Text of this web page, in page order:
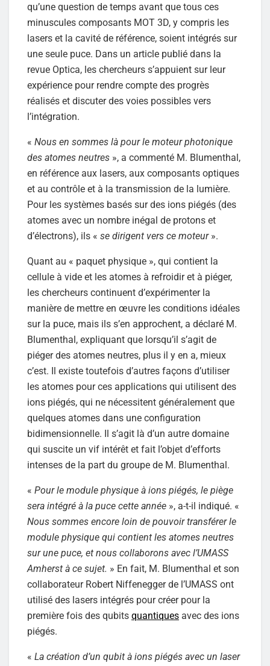
qu’une question de temps avant que tous ces
minuscules composants MOT 3D, y compris les
lasers et la cavité de référence, soient intégrés sur
une seule puce. Dans un article publié dans la
revue Optica, les chercheurs s’appuient sur leur
expérience pour rendre compte des progrès
réalisés et discuter des voies possibles vers
l’intégration.
« Nous en sommes là pour le moteur photonique
des atomes neutres », a commenté M. Blumenthal,
en référence aux lasers, aux composants optiques
et au contrôle et à la transmission de la lumière.
Pour les systèmes basés sur des ions piégés (des
atomes avec un nombre inégal de protons et
d’électrons), ils « se dirigent vers ce moteur ».
Quant au « paquet physique », qui contient la
cellule à vide et les atomes à refroidir et à piéger,
les chercheurs continuent d’expérimenter la
manière de mettre en œuvre les conditions idéales
sur la puce, mais ils s’en approchent, a déclaré M.
Blumenthal, expliquant que lorsqu’il s’agit de
piéger des atomes neutres, plus il y en a, mieux
c’est. Il existe toutefois d’autres façons d’utiliser
les atomes pour ces applications qui utilisent des
ions piégés, qui ne nécessitent généralement que
quelques atomes dans une configuration
bidimensionnelle. Il s’agit là d’un autre domaine
qui suscite un vif intérêt et fait l’objet d’efforts
intenses de la part du groupe de M. Blumenthal.
« Pour le module physique à ions piégés, le piège
sera intégré à la puce cette année », a-t-il indiqué. «
Nous sommes encore loin de pouvoir transférer le
module physique qui contient les atomes neutres
sur une puce, et nous collaborons avec l’UMASS
Amherst à ce sujet. » En fait, M. Blumenthal et son
collaborateur Robert Niffenegger de l’UMASS ont
utilisé des lasers intégrés pour créer pour la
première fois des qubits quantiques avec des ions
piégés.
« La création d’un qubit à ions piégés avec un laser